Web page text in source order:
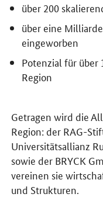
über 200
über eine
eingeworben
Potenzial für über
Region
Getragen wird die
Region: der RAG-
Universitätsallianz
sowie der BRYCK
vereinen sie
und Strukturen.